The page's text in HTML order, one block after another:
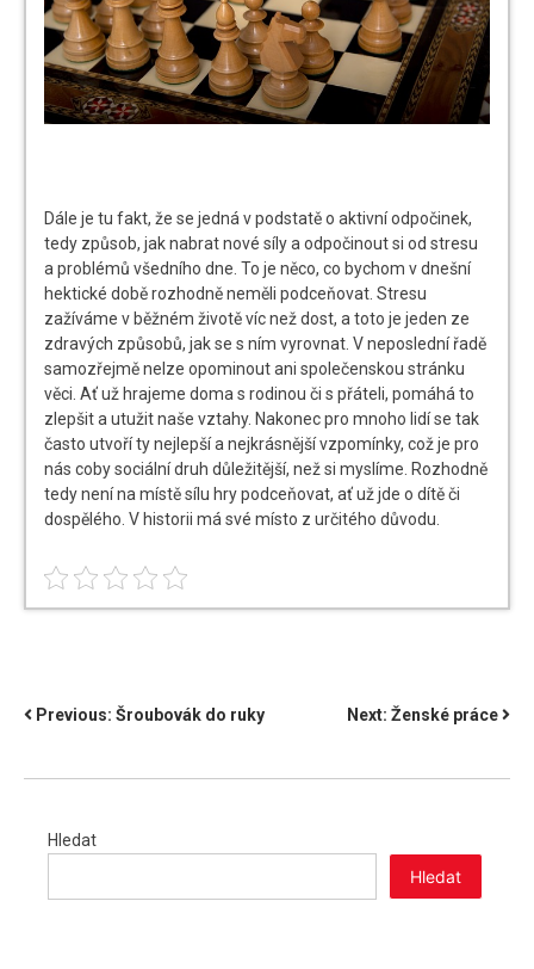
Dále je tu fakt, že se jedná v podstatě o aktivní odpočinek,
tedy způsob, jak nabrat nové síly a odpočinout si od stresu
a problémů všedního dne. To je něco, co bychom v dnešní
hektické době rozhodně neměli podceňovat. Stresu
zažíváme v běžném životě víc než dost, a toto je jeden ze
zdravých způsobů, jak se s ním vyrovnat. V neposlední řadě
samozřejmě nelze opominout ani společenskou stránku
věci. Ať už hrajeme doma s rodinou či s přáteli, pomáhá to
zlepšit a utužit naše vztahy. Nakonec pro mnoho lidí se tak
často utvoří ty nejlepší a nejkrásnější vzpomínky, což je pro
nás coby sociální druh důležitější, než si myslíme. Rozhodně
tedy není na místě sílu hry podceňovat, ať už jde o dítě či
dospělého. V historii má své místo z určitého důvodu.
NAVIGACE
Previous: Šroubovák do ruky Next: Ženské práce
Hledat
Hledat